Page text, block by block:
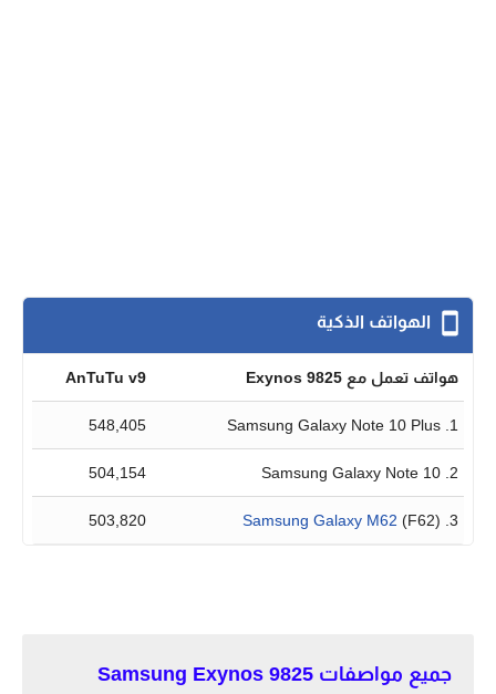
الهواتف الذكية
هواتف تعمل مع Exynos 9825 AnTuTu v9
1. Samsung Galaxy Note 10 Plus
548,405
2. Samsung Galaxy Note 10
504,154
3.
Samsung Galaxy M62 (F62)
503,820
جميع مواصفات Samsung Exynos 9825